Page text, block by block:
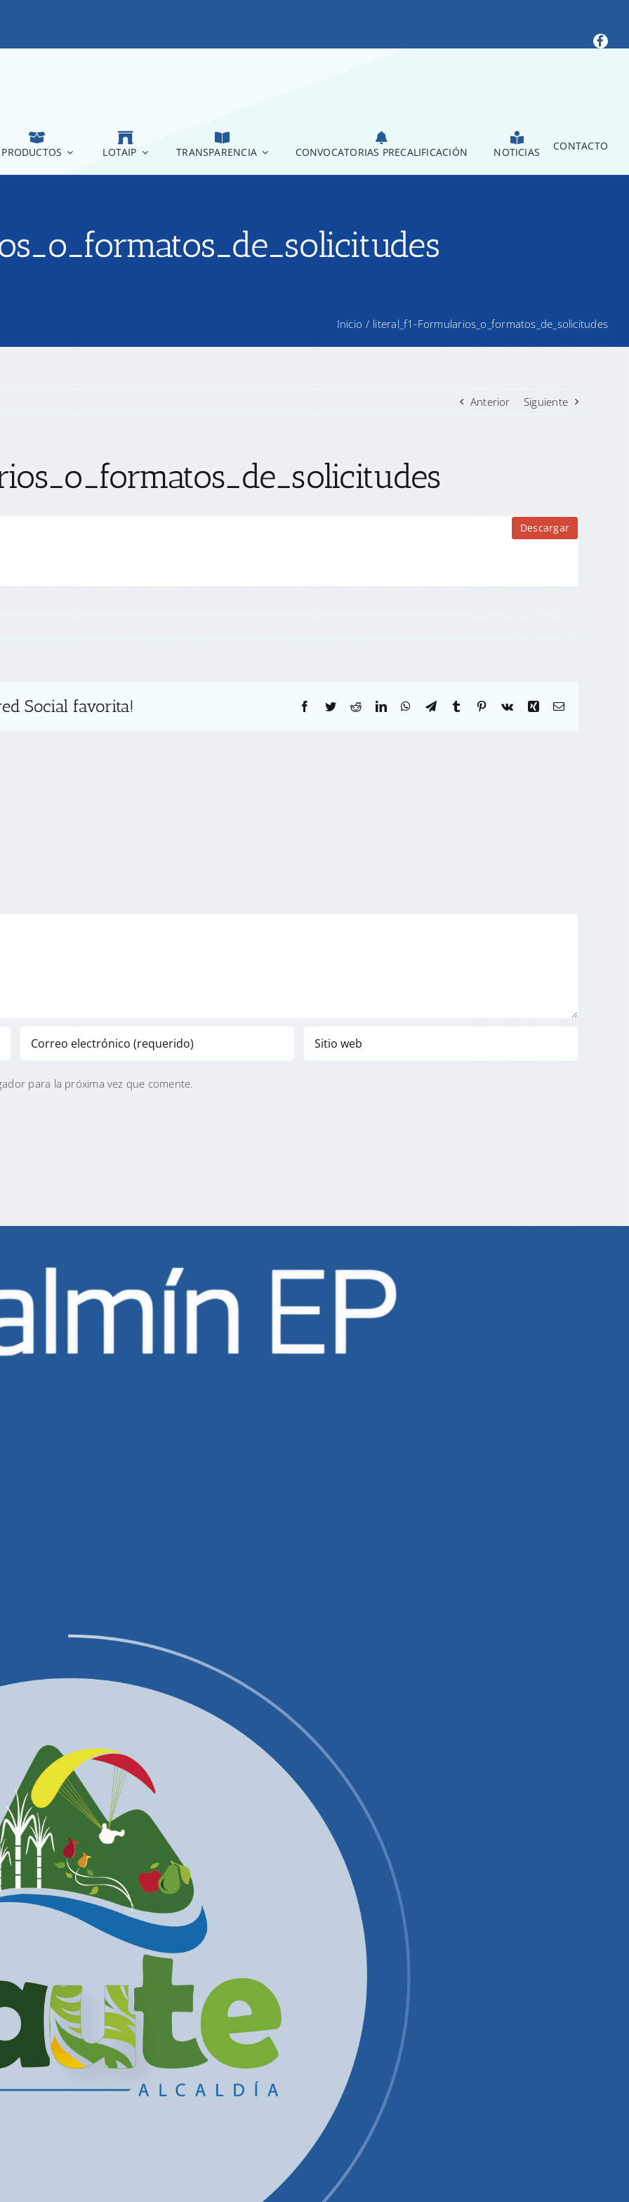
PRODUCTOS LOTAIP TRANSPARENCIA CONVOCATORIAS PRECALIFICACIÓN NOTICIAS CONTACTO
Inicio / literal_f1-Formularios_o_formatos_de_solicitudes
Anterior Siguiente
Descargar
Social favorita! Facebook
TwitterRedditLinkedInWhatsApp
TelegramTumblr Pinterest
Vk Xing Correo
para la próxima vez que comente.